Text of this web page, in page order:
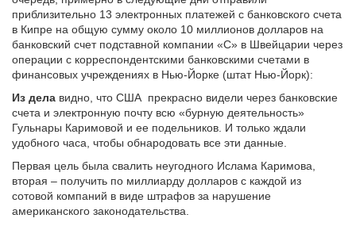
приблизительно 13 электронных платежей с банковского счета
в Кипре на общую сумму около 10 миллионов долларов на
банковский счет подставной компании «C» в Швейцарии через
операции с корреспондентскими банковскими счетами в
финансовых учреждениях в Нью-Йорке (штат Нью-Йорк):
Из дела видно, что США прекрасно видели через банковские
счета и электронную почту всю «бурную деятельность»
Гульнары Каримовой и ее подельников. И только ждали
удобного часа, чтобы обнародовать все эти данные.
Первая цель была свалить неугодного Ислама Каримова,
вторая – получить по миллиарду долларов с каждой из
сотовой компаний в виде штрафов за нарушение
американского законодательства.